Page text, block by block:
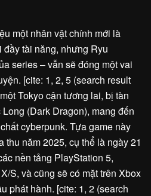
một nhân vật chính mới là
đầy tài năng, nhưng Ryu
series – vẫn sẽ đóng một vai
[cite: 1, 2, 5 (search result
Tokyo cận tương lai, bị tàn
(Dark Dragon), mang đến
cyberpunk. Tựa game này
thu năm 2025, cụ thể là ngày 21
nền tảng PlayStation 5,
S, và cũng sẽ có mặt trên Xbox
phát hành. [cite: 1, 2 (search